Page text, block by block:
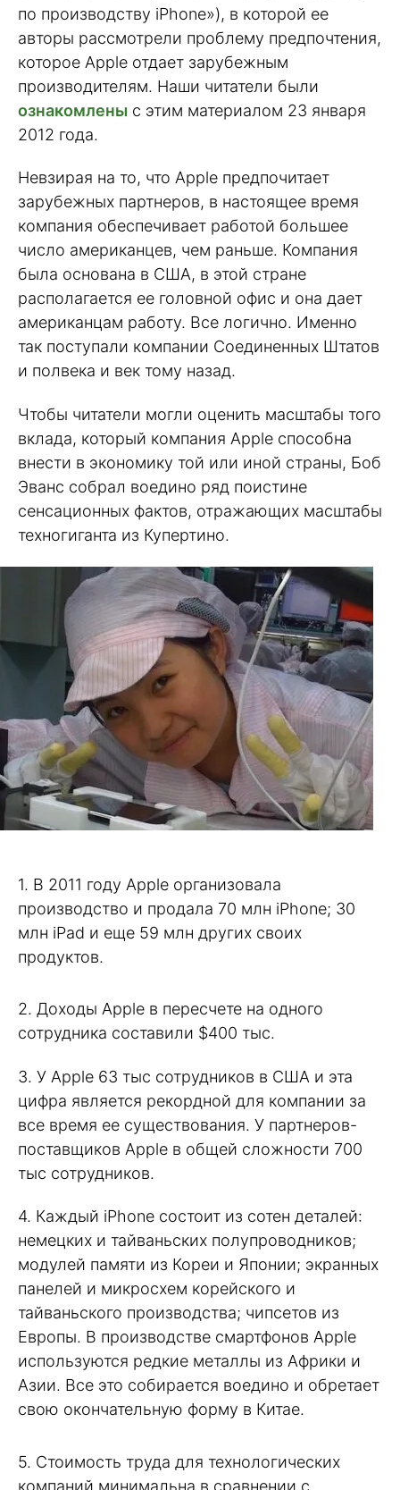
по производству iPhone»), в которой ее
авторы рассмотрели проблему предпочтения,
которое Apple отдает зарубежным
производителям. Наши читатели были
ознакомлены с этим материалом 23 января
2012 года.
Невзирая на то, что Apple предпочитает
зарубежных партнеров, в настоящее время
компания обеспечивает работой большее
число американцев, чем раньше. Компания
была основана в США, в этой стране
располагается ее головной офис и она дает
американцам работу. Все логично. Именно
так поступали компании Соединенных Штатов
и полвека и век тому назад.
Чтобы читатели могли оценить масштабы того
вклада, который компания Apple способна
внести в экономику той или иной страны, Боб
Эванс собрал воедино ряд поистине
сенсационных фактов, отражающих масштабы
техногиганта из Купертино.
1. В 2011 году Apple организовала
производство и продала 70 млн iPhone; 30
млн iPad и еще 59 млн других своих
продуктов.
2. Доходы Apple в пересчете на одного
сотрудника составили $400 тыс.
3. У Apple 63 тыс сотрудников в США и эта
цифра является рекордной для компании за
все время ее существования. У партнеров-
поставщиков Apple в общей сложности 700
тыс сотрудников.
4. Каждый iPhone состоит из сотен деталей:
немецких и тайваньских полупроводников;
модулей памяти из Кореи и Японии; экранных
панелей и микросхем корейского и
тайваньского производства; чипсетов из
Европы. В производстве смартфонов Apple
используются редкие металлы из Африки и
Азии. Все это собирается воедино и обретает
свою окончательную форму в Китае.
5. Стоимость труда для технологических
компаний минимальна в сравнении с